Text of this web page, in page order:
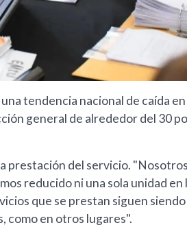
tendencia nacional de caída
general de alrededor del 30
prestación del servicio.
reducido ni una sola unidad
que se prestan siguen siendo
como en otros lugares".